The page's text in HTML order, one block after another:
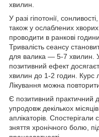
хвилин.
У разі гіпотонії,
також у ослаблених
проводити в ранкові
Тривалість сеансу
для валика — 5-7 хвилин.
позитивний ефект
хвилин до 1-2 годин. Курс
Лікування можна
Є позитивний практичний
упродовж декількох
аплікаторів. Спостерігали
зняття хронічного болю,